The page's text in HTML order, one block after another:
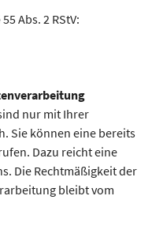
Abs. 2 RStV:
nur mit Ihrer
Sie können eine bereits
Dazu reicht eine
Die Rechtmäßigkeit der
bleibt vom